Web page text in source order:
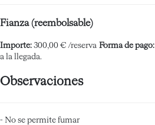
Fianza (reembolsable)
Importe: 300,00 € /reserva Forma de pago:
a la llegada.
Observaciones
- No se permite fumar